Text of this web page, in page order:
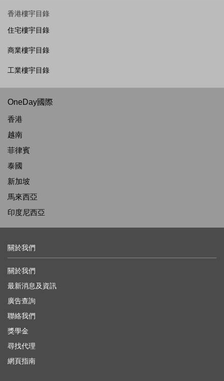
香港樓宇目錄
住宅樓宇目錄
商業樓宇目錄
工業樓宇目錄
OneDay國際
香港
越南
菲律賓
泰國
新加坡
馬來西亞
印度尼西亞
關於我們
關於我們
最新消息及資訊
廣告查詢
聯絡我們
獎學金
尋找代理
網頁指南